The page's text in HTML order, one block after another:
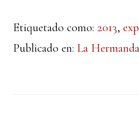
Etiquetado como: 2013,
Publicado en: La